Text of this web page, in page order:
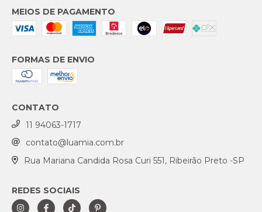
MEIOS DE PAGAMENTO
FORMAS DE ENVIO
CONTATO
11 94063-1717
contato@luamia.com.br
Rua Mariana Candida Rosa Curi 551, Ribeirão Preto -SP
REDES SOCIAIS